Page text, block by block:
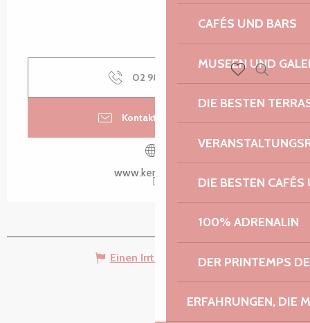
CAFÉS UND BARS
MUSEEN UND
DIE BESTEN
DIE BESTEN
100% ADRENALIN
DER PRINTEMPS
ERFAHRUNGEN, DIE
Suche
02 98 79 85
Kontaktieren Sie uns
www.kerdreger.fr
Einen Irrtum angeben